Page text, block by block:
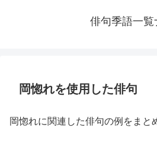
俳句季語一覧
岡惚れを使用した俳句
岡惚れに関連した俳句の例をまと